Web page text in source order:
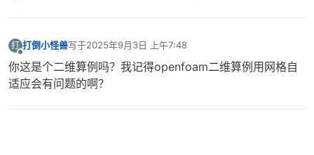
打 打倒小怪兽写于2025年9月3日 上午7:48
最后由 编辑
你这是个二维算例吗？我记得openfoam二维算例用网格自
适应会有问题的啊？